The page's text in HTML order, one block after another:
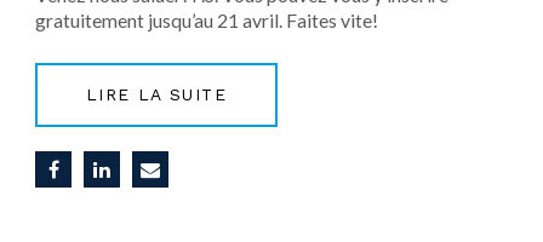
gratuitement jusqu’au 21 avril. Faites vite!
LIRE LA SUITE